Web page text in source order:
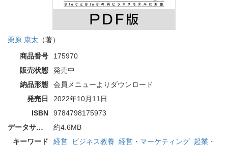
栗原 康太 （著）
商品番号
175970
販売状態
発売中
納品形態
会員メニューよりダウンロード
発売日
2022年10月11日
ISBN
9784798175973
データサイズ
約4.6MB
キーワード
経営 ビジネス教養 経営・マーケティング 起業・